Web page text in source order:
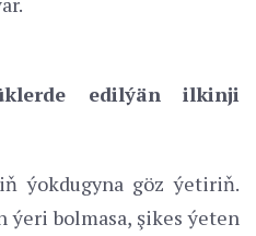
edilýän ilkinji
ýokdugyna göz ýetiriň.
ýeri bolmasa, şikes ýeten